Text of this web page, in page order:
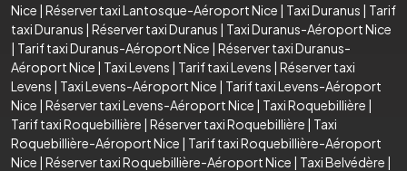
Nice | Réserver taxi Lantosque-Aéroport Nice | Taxi Duranus | Tarif
taxi Duranus | Réserver taxi Duranus | Taxi Duranus-Aéroport Nice
| Tarif taxi Duranus-Aéroport Nice | Réserver taxi Duranus-
Aéroport Nice | Taxi Levens | Tarif taxi Levens | Réserver taxi
Levens | Taxi Levens-Aéroport Nice | Tarif taxi Levens-Aéroport
Nice | Réserver taxi Levens-Aéroport Nice | Taxi Roquebillière |
Tarif taxi Roquebillière | Réserver taxi Roquebillière | Taxi
Roquebillière-Aéroport Nice | Tarif taxi Roquebillière-Aéroport
Nice | Réserver taxi Roquebillière-Aéroport Nice | Taxi Belvédère |